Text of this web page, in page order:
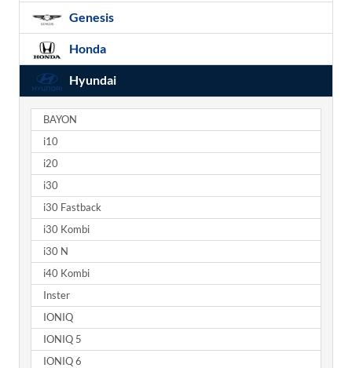
Genesis
Honda
Hyundai
BAYON
i10
i20
i30
i30 Fastback
i30 Kombi
i30 N
i40 Kombi
Inster
IONIQ
IONIQ 5
IONIQ 6